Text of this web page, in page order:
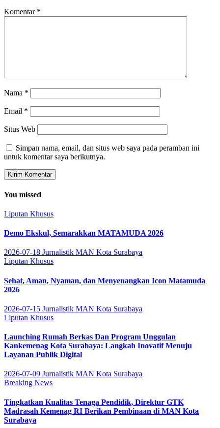
Komentar *
Nama *
Email *
Situs Web
Simpan nama, email, dan situs web saya pada peramban ini
untuk komentar saya berikutnya.
You missed
Liputan Khusus
Demo Ekskul, Semarakkan MATAMUDA 2026
2026-07-18 Jurnalistik MAN Kota Surabaya
Liputan Khusus
Sehat, Aman, Nyaman, dan Menyenangkan Icon Matamuda
2026
2026-07-15 Jurnalistik MAN Kota Surabaya
Liputan Khusus
Launching Rumah Berkas Dan Program Unggulan
Kankemenag Kota Surabaya: Langkah Inovatif Menuju
Layanan Publik Digital
2026-07-09 Jurnalistik MAN Kota Surabaya
Breaking News
Tingkatkan Kualitas Tenaga Pendidik, Direktur GTK
Madrasah Kemenag RI Berikan Pembinaan di MAN Kota
Surabaya